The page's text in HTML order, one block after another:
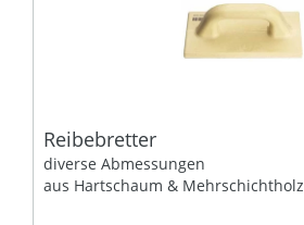
Reibebretter
diverse Abmessungen
aus Hartschaum & Mehrschichtholz